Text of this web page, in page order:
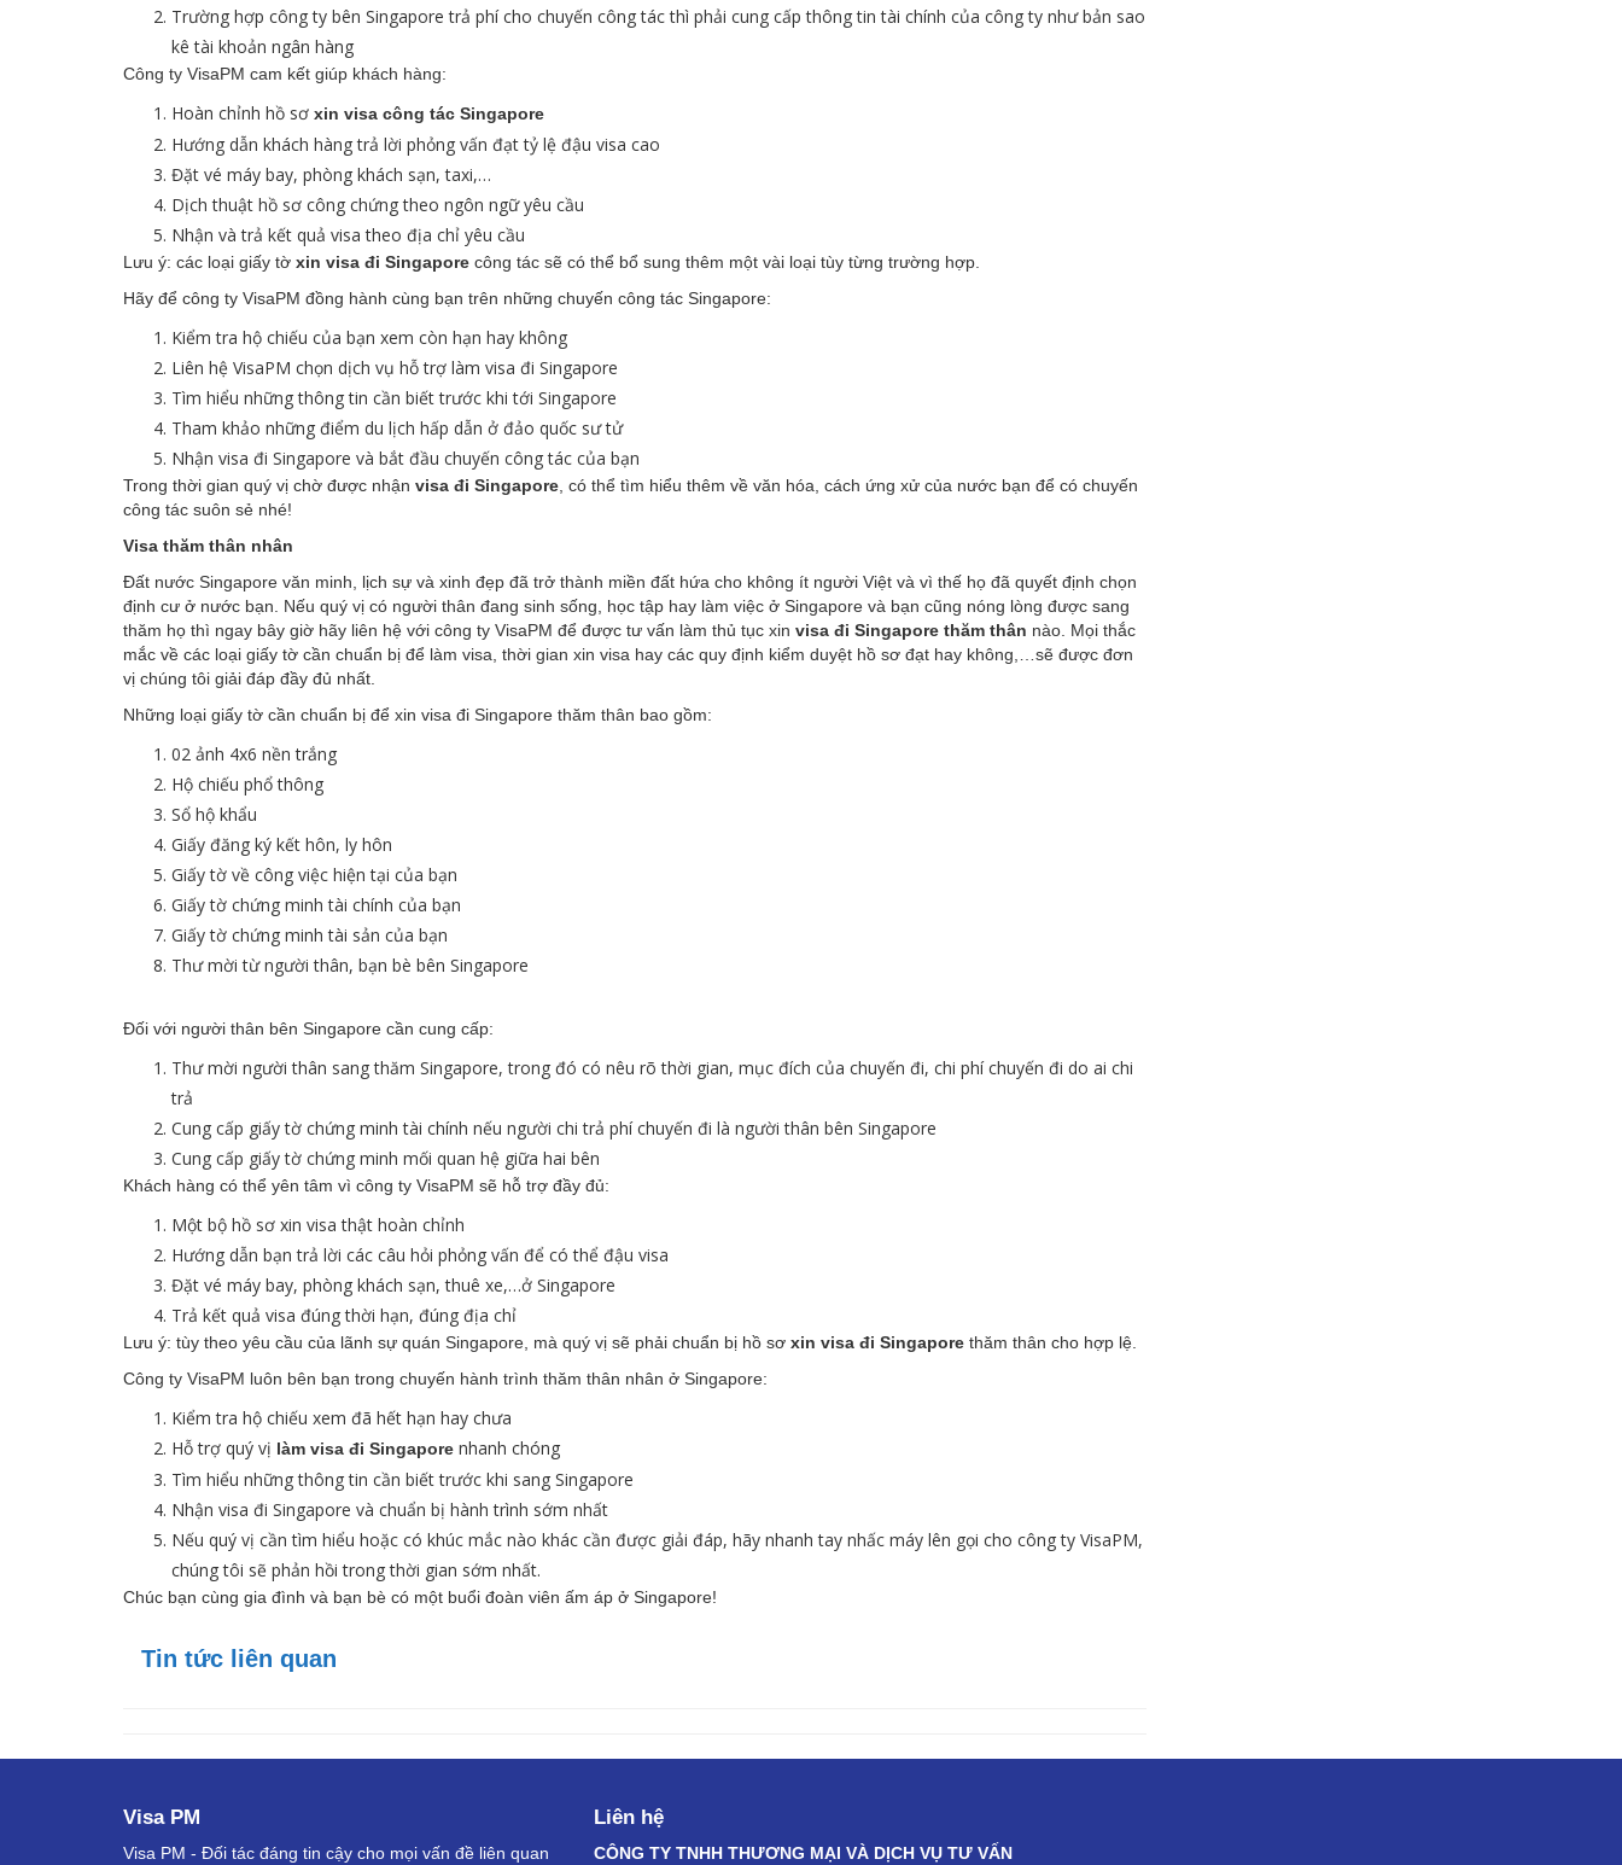
Trường hợp công ty bên Singapore trả phí cho chuyến công tác thì phải cung cấp thông tin tài chính của công ty như bản sao
kê tài khoản ngân hàng
Công ty VisaPM cam kết giúp khách hàng:
Hoàn chỉnh hồ sơ xin visa công tác Singapore
Hướng dẫn khách hàng trả lời phỏng vấn đạt tỷ lệ đậu visa cao
Đặt vé máy bay, phòng khách sạn, taxi,…
Dịch thuật hồ sơ công chứng theo ngôn ngữ yêu cầu
Nhận và trả kết quả visa theo địa chỉ yêu cầu
Lưu ý: các loại giấy tờ xin visa đi Singapore công tác sẽ có thể bổ sung thêm một vài loại tùy từng trường hợp.
Hãy để công ty VisaPM đồng hành cùng bạn trên những chuyến công tác Singapore:
Kiểm tra hộ chiếu của bạn xem còn hạn hay không
Liên hệ VisaPM chọn dịch vụ hỗ trợ làm visa đi Singapore
Tìm hiểu những thông tin cần biết trước khi tới Singapore
Tham khảo những điểm du lịch hấp dẫn ở đảo quốc sư tử
Nhận visa đi Singapore và bắt đầu chuyến công tác của bạn
Trong thời gian quý vị chờ được nhận visa đi Singapore , có thể tìm hiểu thêm về văn hóa, cách ứng xử của nước bạn để có chuyến
công tác suôn sẻ nhé!
Visa thăm thân nhân
Đất nước Singapore văn minh, lịch sự và xinh đẹp đã trở thành miền đất hứa cho không ít người Việt và vì thế họ đã quyết định chọn
định cư ở nước bạn. Nếu quý vị có người thân đang sinh sống, học tập hay làm việc ở Singapore và bạn cũng nóng lòng được sang
thăm họ thì ngay bây giờ hãy liên hệ với công ty VisaPM để được tư vấn làm thủ tục xin visa đi Singapore thăm thân nào. Mọi thắc
mắc về các loại giấy tờ cần chuẩn bị để làm visa, thời gian xin visa hay các quy định kiểm duyệt hồ sơ đạt hay không,…sẽ được đơn
vị chúng tôi giải đáp đầy đủ nhất.
Những loại giấy tờ cần chuẩn bị để xin visa đi Singapore thăm thân bao gồm:
02 ảnh 4x6 nền trắng
Hộ chiếu phổ thông
Sổ hộ khẩu
Giấy đăng ký kết hôn, ly hôn
Giấy tờ về công việc hiện tại của bạn
Giấy tờ chứng minh tài chính của bạn
Giấy tờ chứng minh tài sản của bạn
Thư mời từ người thân, bạn bè bên Singapore
Đối với người thân bên Singapore cần cung cấp:
Thư mời người thân sang thăm Singapore, trong đó có nêu rõ thời gian, mục đích của chuyến đi, chi phí chuyến đi do ai chi
trả
Cung cấp giấy tờ chứng minh tài chính nếu người chi trả phí chuyến đi là người thân bên Singapore
Cung cấp giấy tờ chứng minh mối quan hệ giữa hai bên
Khách hàng có thể yên tâm vì công ty VisaPM sẽ hỗ trợ đầy đủ:
Một bộ hồ sơ xin visa thật hoàn chỉnh
Hướng dẫn bạn trả lời các câu hỏi phỏng vấn để có thể đậu visa
Đặt vé máy bay, phòng khách sạn, thuê xe,…ở Singapore
Trả kết quả visa đúng thời hạn, đúng địa chỉ
Lưu ý: tùy theo yêu cầu của lãnh sự quán Singapore, mà quý vị sẽ phải chuẩn bị hồ sơ xin visa đi Singapore thăm thân cho hợp lệ.
Công ty VisaPM luôn bên bạn trong chuyến hành trình thăm thân nhân ở Singapore:
Kiểm tra hộ chiếu xem đã hết hạn hay chưa
Hỗ trợ quý vị làm visa đi Singapore nhanh chóng
Tìm hiểu những thông tin cần biết trước khi sang Singapore
Nhận visa đi Singapore và chuẩn bị hành trình sớm nhất
Nếu quý vị cần tìm hiểu hoặc có khúc mắc nào khác cần được giải đáp, hãy nhanh tay nhấc máy lên gọi cho công ty VisaPM,
chúng tôi sẽ phản hồi trong thời gian sớm nhất.
Chúc bạn cùng gia đình và bạn bè có một buổi đoàn viên ấm áp ở Singapore!
Tin tức liên quan
Visa PM
Visa PM - Đối tác đáng tin cậy cho mọi vấn đề liên quan
Liên hệ
CÔNG TY TNHH THƯƠNG MẠI VÀ DỊCH VỤ TƯ VẤN